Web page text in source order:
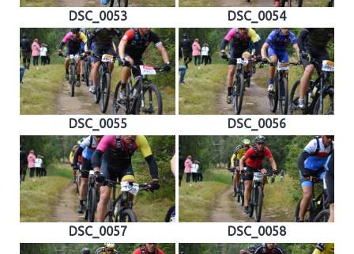
DSC_0053 DSC_0054
DSC_0055 DSC_0056
DSC_0057 DSC_0058